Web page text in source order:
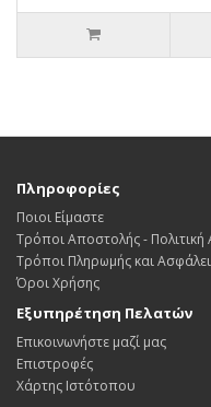
Πληροφορίες
Ποιοι Είμαστε
Τρόποι Αποστολής -
Τρόποι Πληρωμής και
Όροι Χρήσης
Εξυπηρέτηση Πελατών
Επικοινωνήστε μαζί μας
Επιστροφές
Χάρτης Ιστότοπου